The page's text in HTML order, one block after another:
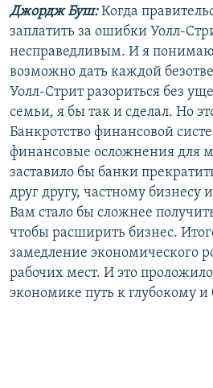
Джордж Буш:Когда
заплатить за ошибки Уолл-
несправедливым. И я
возможно дать каждой
Уолл-Стрит разориться без
семьи, я бы так и сделал. Но
Банкротство финансовой
финансовые осложнения для
заставило бы банки
друг другу, частному
Вам стало бы сложнее
чтобы расширить бизнес.
замедление экономического
рабочих мест. И это
экономике путь к глубокому и